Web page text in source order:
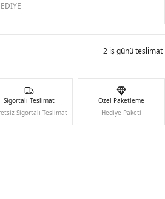
2 iş günü teslimat
Sigortalı Teslimat
Sigortalı Teslimat
Özel Paketleme
Hediye Paketi